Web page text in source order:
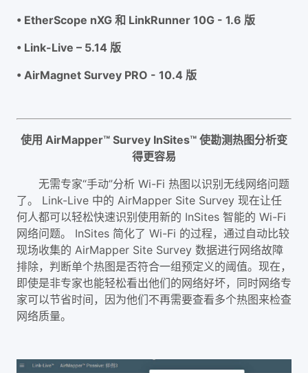
• EtherScope nXG 和 LinkRunner 10G - 1.6 版
• Link-Live – 5.14 版
• AirMagnet Survey PRO - 10.4 版
使用 AirMapper™ Survey InSites™ 使勘测热图分析变
得更容易
无需专家“手动”分析 Wi-Fi 热图以识别无线网络问题
了。 Link-Live 中的 AirMapper Site Survey 现在让任
何人都可以轻松快速识别使用新的 InSites 智能的 Wi-Fi
网络问题。 InSites 简化了 Wi-Fi 的过程，通过自动比较
现场收集的 AirMapper Site Survey 数据进行网络故障
排除，判断单个热图是否符合一组预定义的阈值。现在，
即使是非专家也能轻松看出他们的网络好坏，同时网络专
家可以节省时间，因为他们不再需要查看多个热图来检查
网络质量。